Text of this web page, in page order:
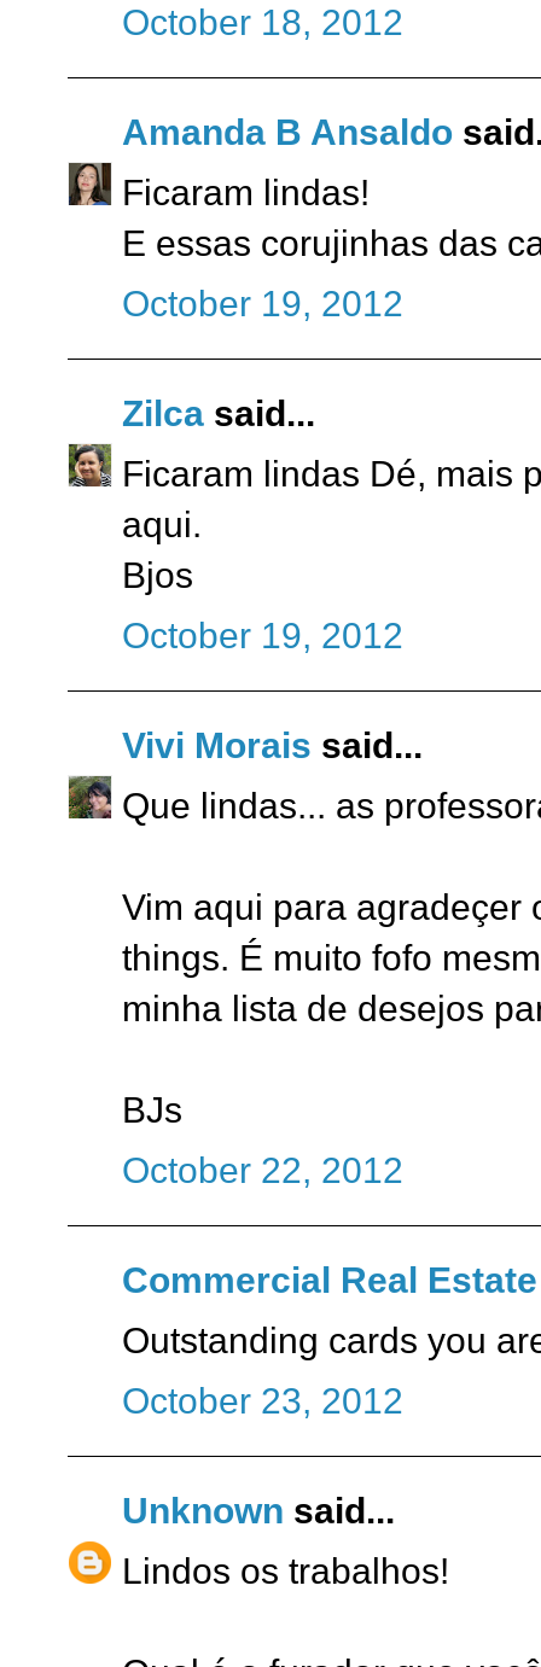
October 18, 2012
Amanda B Ansaldo
Ficaram lindas!
E essas corujinhas das
October 19, 2012
Zilca said...
Ficaram lindas Dé, mais
aqui.
Bjos
October 19, 2012
Vivi Morais said...
Que lindas... as
Vim aqui para agradeçer
things. É muito fofo
minha lista de desejos
BJs
October 22, 2012
Commercial Real
Outstanding cards you
October 23, 2012
Unknown said...
Lindos os trabalhos!